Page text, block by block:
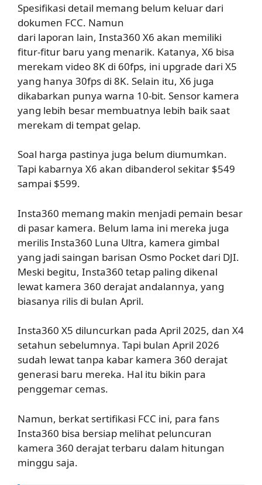
Spesifikasi detail memang belum keluar dari
dokumen FCC. Namun
dari laporan lain, Insta360 X6 akan memiliki
fitur-fitur baru yang menarik. Katanya, X6 bisa
merekam video 8K di 60fps, ini upgrade dari X5
yang hanya 30fps di 8K. Selain itu, X6 juga
dikabarkan punya warna 10-bit. Sensor kamera
yang lebih besar membuatnya lebih baik saat
merekam di tempat gelap.
Soal harga pastinya juga belum diumumkan.
Tapi kabarnya X6 akan dibanderol sekitar $549
sampai $599.
Insta360 memang makin menjadi pemain besar
di pasar kamera. Belum lama ini mereka juga
merilis Insta360 Luna Ultra, kamera gimbal
yang jadi saingan barisan Osmo Pocket dari DJI.
Meski begitu, Insta360 tetap paling dikenal
lewat kamera 360 derajat andalannya, yang
biasanya rilis di bulan April.
Insta360 X5 diluncurkan pada April 2025, dan X4
setahun sebelumnya. Tapi bulan April 2026
sudah lewat tanpa kabar kamera 360 derajat
generasi baru mereka. Hal itu bikin para
penggemar cemas.
Namun, berkat sertifikasi FCC ini, para fans
Insta360 bisa bersiap melihat peluncuran
kamera 360 derajat terbaru dalam hitungan
minggu saja.